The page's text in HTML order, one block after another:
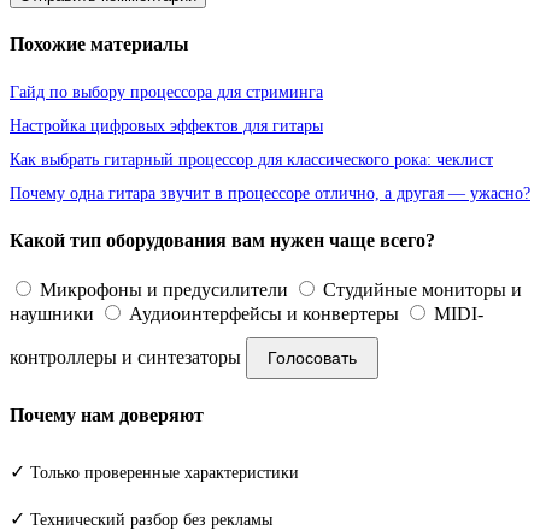
Похожие материалы
Гайд по выбору процессора для стриминга
Настройка цифровых эффектов для гитары
Как выбрать гитарный процессор для классического рока: чеклист
Почему одна гитара звучит в процессоре отлично, а другая — ужасно?
Какой тип оборудования вам нужен чаще всего?
Микрофоны и предусилители
Студийные мониторы и
наушники
Аудиоинтерфейсы и конвертеры MIDI-
контроллеры и синтезаторы Голосовать
Почему нам доверяют
✓ Только проверенные характеристики
✓ Технический разбор без рекламы